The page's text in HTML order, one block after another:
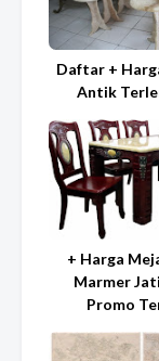
Daftar +
Antik
+ Harga
Marmer
Promo